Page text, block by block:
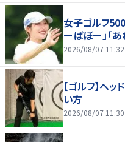
女子ゴルフ
ーばぼー」「
2026/08/07 11:32
【ゴルフ】ヘ
い方
2026/08/07 11:30